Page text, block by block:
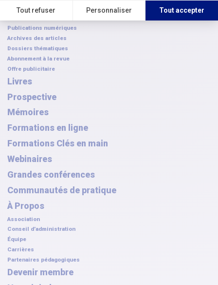
Proposition d'article
Publications numériques
Archives des articles
Dossiers thématiques
Abonnement à la revue
Offre publicitaire
Livres
Prospective
Mémoires
Formations en ligne
Formations Clés en main
Webinaires
Grandes conférences
Communautés de pratique
À Propos
Association
Conseil d’administration
Équipe
Carrières
Partenaires pédagogiques
Devenir membre